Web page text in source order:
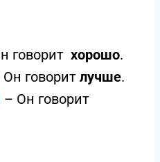
говорит хорошо.
Он говорит лучше.
– Он говорит